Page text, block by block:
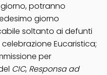
potranno
giorno
soltanto ai defunti
Eucaristica;
per
CIC, Responsa ad